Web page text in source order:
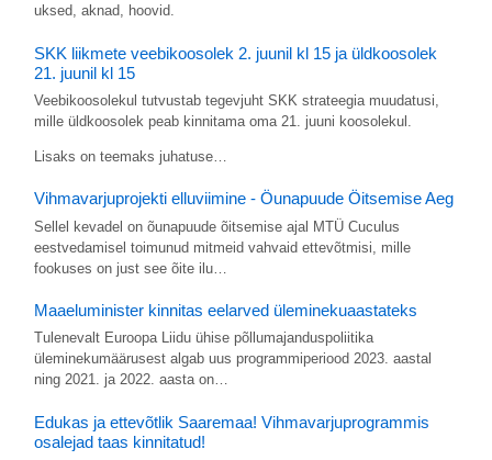
uksed, aknad, hoovid.
SKK liikmete veebikoosolek 2. juunil kl 15 ja üldkoosolek
21. juunil kl 15
Veebikoosolekul tutvustab tegevjuht SKK strateegia muudatusi,
mille üldkoosolek peab kinnitama oma 21. juuni koosolekul.
Lisaks on teemaks juhatuse…
Vihmavarjuprojekti elluviimine - Öunapuude Öitsemise Aeg
Sellel kevadel on õunapuude õitsemise ajal MTÜ Cuculus
eestvedamisel toimunud mitmeid vahvaid ettevõtmisi, mille
fookuses on just see õite ilu…
Maaeluminister kinnitas eelarved üleminekuaastateks
Tulenevalt Euroopa Liidu ühise põllumajanduspoliitika
üleminekumäärusest algab uus programmiperiood 2023. aastal
ning 2021. ja 2022. aasta on…
Edukas ja ettevõtlik Saaremaa! Vihmavarjuprogrammis
osalejad taas kinnitatud!